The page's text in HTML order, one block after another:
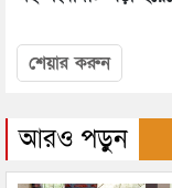
শেয়ার করুন
আরও পড়ুন